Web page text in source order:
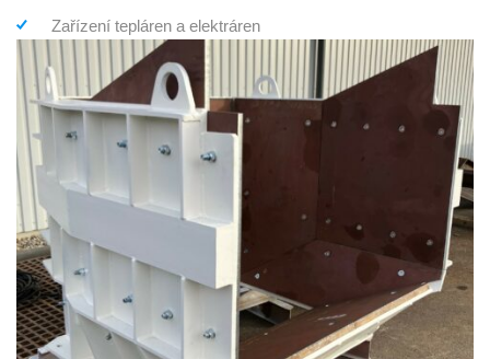
Zařízení tepláren a elektráren